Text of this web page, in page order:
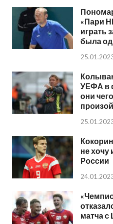
«Пари
играть
была
УЕФА в
они
не хочу
России
матча с